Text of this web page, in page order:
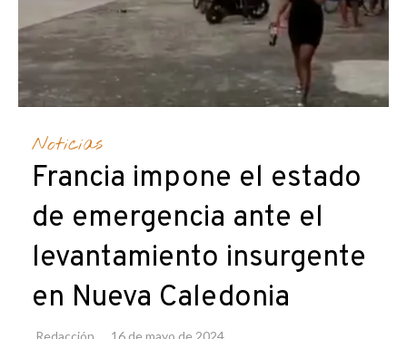
Noticias
Francia impone el estado
de emergencia ante el
levantamiento insurgente
en Nueva Caledonia
Redacción 16 de mayo de 2024